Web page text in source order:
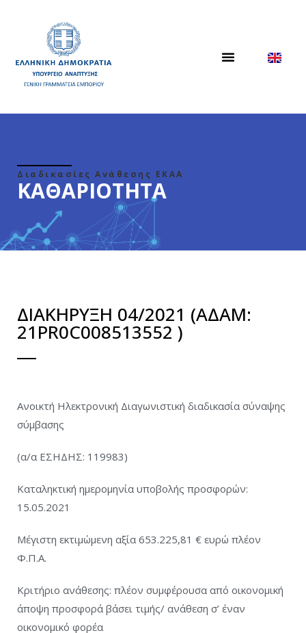
Διαδικασίες Ανάθεσης ΕΚΑΑ
ΚΑΘΑΡΙΟΤΗΤΑ
ΔΙΑΚΗΡΥΞΗ 04/2021 (ΑΔΑΜ:
21PR0C008513552 )
Ανοικτή Ηλεκτρονική Διαγωνιστική διαδικασία σύναψης
σύμβασης
(α/α ΕΣΗΔΗΣ: 119983)
Καταληκτική ημερομηνία υποβολής προσφορών:
15.05.2021
Μέγιστη εκτιμώμενη αξία 653.225,81 € ευρώ πλέον
Φ.Π.Α.
Κριτήριο ανάθεσης: πλέον συμφέρουσα από οικονομική
άποψη προσφορά βάσει τιμής/ ανάθεση σ’ έναν
οικονομικό φορέα